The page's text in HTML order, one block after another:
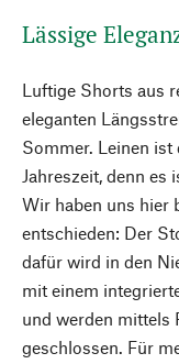
Lässige
Luftige Shorts aus
eleganten
Sommer. Leinen
Jahreszeit, denn
Wir haben uns hier
entschieden: Der
dafür wird in den
mit einem
und werden mittels
geschlossen. Für